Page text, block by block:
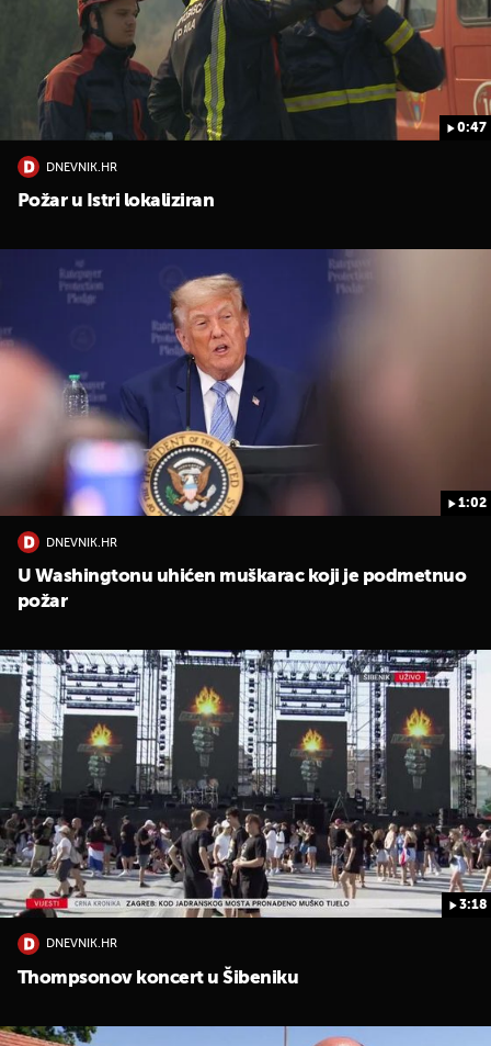
0:47
DNEVNIK.HR
Požar u Istri lokaliziran
1:02
DNEVNIK.HR
U Washingtonu uhićen muškarac koji je podmetnuo
požar
3:18
DNEVNIK.HR
Thompsonov koncert u Šibeniku